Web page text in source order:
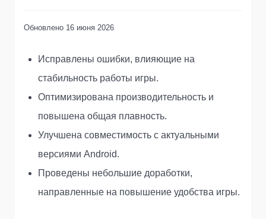
Обновлено 16 июня 2026
Исправлены ошибки, влияющие на
стабильность работы игры.
Оптимизирована производительность и
повышена общая плавность.
Улучшена совместимость с актуальными
версиями Android.
Проведены небольшие доработки,
направленные на повышение удобства игры.